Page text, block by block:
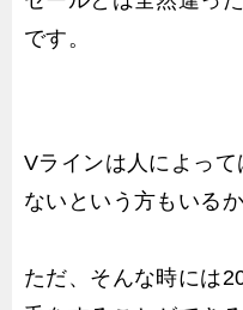
です。
Vラインは人によっ
ないという方もいる
ただ、そんな時には